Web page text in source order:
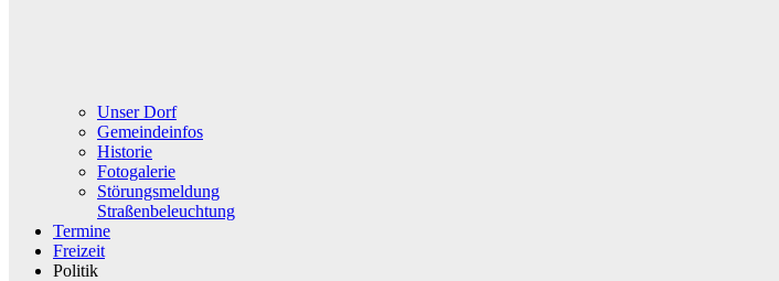
Unser Dorf
Gemeindeinfos
Historie
Fotogalerie
Störungsmeldung
Straßenbeleuchtung
Termine
Freizeit
Politik